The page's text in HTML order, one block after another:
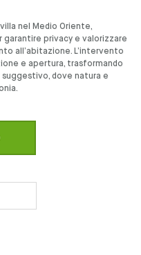
nel Medio Oriente,
privacy e valorizzare
all’abitazione. L’intervento
e apertura, trasformando
dove natura e